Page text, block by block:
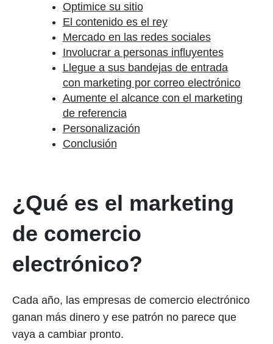
Optimice su sitio
El contenido es el rey
Mercado en las redes sociales
Involucrar a personas influyentes
Llegue a sus bandejas de entrada
con marketing por correo electrónico
Aumente el alcance con el marketing
de referencia
Personalización
Conclusión
¿Qué es el marketing
de comercio
electrónico?
Cada año, las empresas de comercio electrónico
ganan más dinero y ese patrón no parece que
vaya a cambiar pronto.